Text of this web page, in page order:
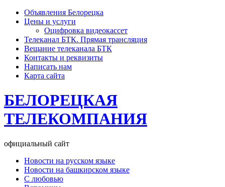
Объявления Белорецка
Цены и услуги
Оцифровка видеокассет
Телеканал БТК. Прямая трансляция
Вещание телеканала БТК
Контакты и реквизиты
Написать нам
Карта сайта
БЕЛОРЕЦКАЯ
ТЕЛЕКОМПАНИЯ
официальный сайт
Новости на русском языке
Новости на башкирском языке
С любовью